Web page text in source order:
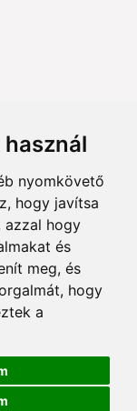
nyomkövető
hogy javítsa
azzal hogy
és
meg, és
hogy
a